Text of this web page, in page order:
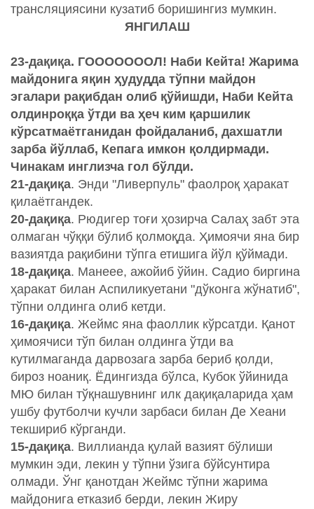
трансляциясини кузатиб боришингиз мумкин.
ЯНГИЛАШ
23-дақиқа. ГОООООООЛ! Наби Кейта! Жарима
майдонига яқин ҳудудда тўпни майдон
эгалари рақибдан олиб қўйишди, Наби Кейта
олдинроққа ўтди ва ҳеч ким қаршилик
кўрсатмаётганидан фойдаланиб, дахшатли
зарба йўллаб, Кепага имкон қолдирмади.
Чинакам инглизча гол бўлди.
21-дақиқа. Энди "Ливерпуль" фаолроқ ҳаракат
қилаётгандек.
20-дақиқа. Рюдигер тоғи ҳозирча Салаҳ забт эта
олмаган чўққи бўлиб қолмоқда. Ҳимоячи яна бир
вазиятда рақибини тўпга етишига йўл қўймади.
18-дақиқа. Манеее, ажойиб ўйин. Садио биргина
ҳаракат билан Аспиликуетани "дўконга жўнатиб",
тўпни олдинга олиб кетди.
16-дақиқа. Жеймс яна фаоллик кўрсатди. Қанот
ҳимоячиси тўп билан олдинга ўтди ва
кутилмаганда дарвозага зарба бериб қолди,
бироз ноаниқ. Ёдингизда бўлса, Кубок ўйинида
МЮ билан тўқнашувнинг илк дақиқаларида ҳам
ушбу футболчи кучли зарбаси билан Де Хеани
текшириб кўрганди.
15-дақиқа. Виллианда қулай вазият бўлиши
мумкин эди, лекин у тўпни ўзига бўйсунтира
олмади. Ўнг қанотдан Жеймс тўпни жарима
майдонига етказиб берди, лекин Жиру